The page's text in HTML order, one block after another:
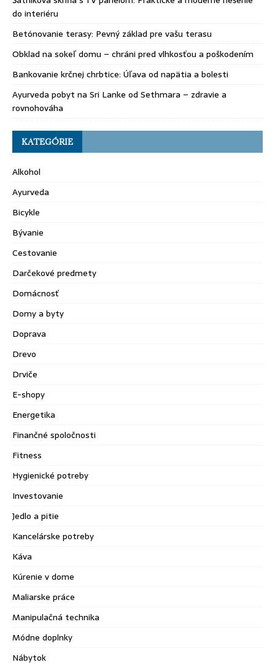
do interiéru
Betónovanie terasy: Pevný základ pre vašu terasu
Obklad na sokeľ domu – chráni pred vlhkosťou a poškodením
Bankovanie krčnej chrbtice: Úľava od napätia a bolesti
Ayurveda pobyt na Sri Lanke od Sethmara – zdravie a
rovnohováha
KATEGÓRIE
Alkohol
Ayurveda
Bicykle
Bývanie
Cestovanie
Darčekové predmety
Domácnosť
Domy a byty
Doprava
Drevo
Drviče
E-shopy
Energetika
Finančné spoločnosti
Fitness
Hygienické potreby
Investovanie
Jedlo a pitie
Kancelárske potreby
Káva
Kúrenie v dome
Maliarske práce
Manipulačná technika
Módne doplnky
Nábytok